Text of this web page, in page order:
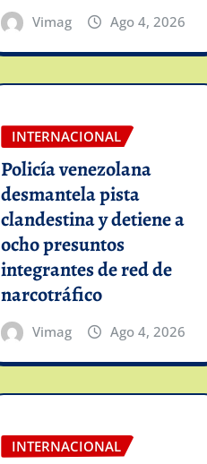
Vimag Ago 4, 2026
INTERNACIONAL
Policía venezolana
desmantela pista
clandestina y detiene a
ocho presuntos
integrantes de red de
narcotráfico
Vimag Ago 4, 2026
INTERNACIONAL